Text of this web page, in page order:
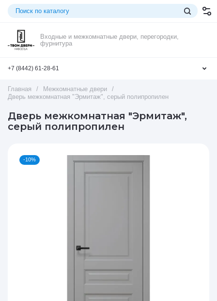
Входные и межкомнатные двери, перегородки,
фурнитура
+7 (8442) 61-28-61
Главная / Межкомнатные двери
/
Дверь межкомнатная "Эрмитаж", серый полипропилен
Дверь межкомнатная "Эрмитаж",
серый полипропилен
-10%